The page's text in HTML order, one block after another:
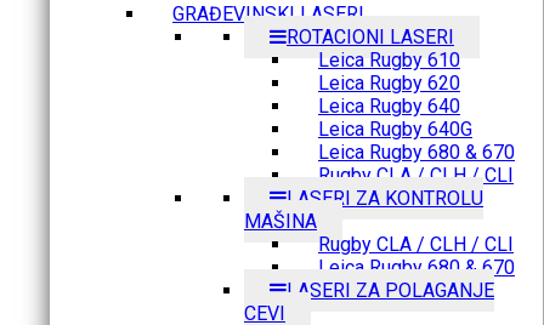
GRAĐEVINSKI LASERI
ROTACIONI LASERI
Leica Rugby 610
Leica Rugby 620
Leica Rugby 640
Leica Rugby 640G
Leica Rugby 680 & 670
Rugby CLA / CLH / CLI
LASERI ZA KONTROLU
MAŠINA
Rugby CLA / CLH / CLI
Leica Rugby 680 & 670
LASERI ZA POLAGANJE
CEVI